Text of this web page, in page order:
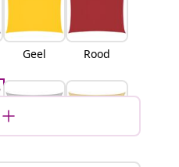
Geel Rood